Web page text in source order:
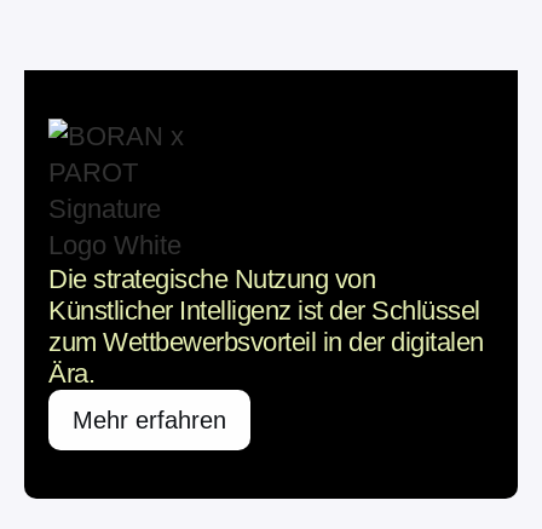
Die strategische Nutzung von
Künstlicher Intelligenz ist der Schlüssel
zum Wettbewerbsvorteil in der digitalen
Ära.
Mehr erfahren